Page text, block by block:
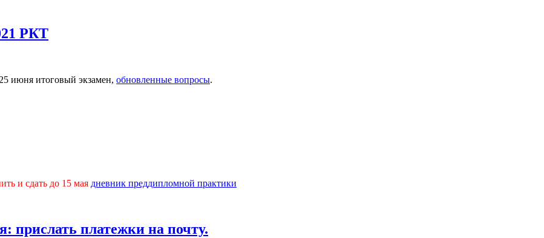
РКТ
июня итоговый экзамен, обновленные вопросы.
и сдать до 15 мая дневник преддипломной практики
прислать платежки на почту.